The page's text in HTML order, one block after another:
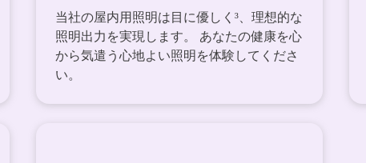
当社の屋内用照明は目に優しく³、理想的な
照明出力を実現します。 あなたの健康を心
から気遣う心地よい照明を体験してくださ
い。